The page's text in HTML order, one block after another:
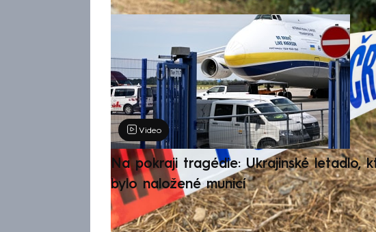
Video
Na pokraji tragédie: Ukrajinské letadlo,
bylo naložené municí